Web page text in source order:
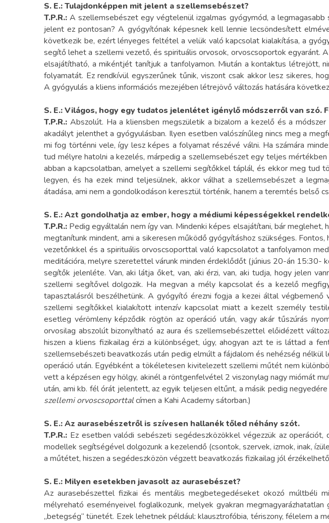
S. E.: Tulajdonképpen mit jelent a szellemsebészet?
T.P.R.: A szellemsebészet egy végtelenül izgalmas gyógymód, a
jelent ez pontosan? A gyógyítónak képesnek kell lennie lecsöndesített
következik be, ezért lényeges feltétel a velük való kapcsolat kialakítása, a
segítő lehet a szellemi vezető, és spirituális orvosok, orvoscsoportok egyaránt.
elsajátítható, a mikéntjét tanítjuk a tanfolyamon. Miután a kontaktus létrejött,
folyamatát. Ez rendkívül egyszerűnek tűnik, viszont csak akkor lesz sikeres,
A gyógyulás a kliens információs mezejében létrejövő változás hatására
S. E.:Világos, hogy egy tudatos jelenlétet igénylő módszerről van szó.
T.P.R.: Abszolút. Ha a kliensben megszületik a bizalom a kezelő és a
akadályt jelenthet a gyógyulásban. Ilyen esetben valószínűleg nincs meg a
mi fog történni vele, így lesz képes a folyamat részévé válni. Ha számára
tud mélyre hatolni a kezelés, márpedig a szellemsebészet egy teljes
abban a kapcsolatban, amelyet a szellemi segítőkkel táplál, és ekkor meg tud
legyen, és ha ezek mind teljesülnek, akkor válhat a szellemsebészet a
átadása, ami nem a gondolkodáson keresztül történik, hanem a teremtés belső
S. E.:Azt gondolhatja az ember, hogy a médiumi képességekkel
T.P.R.: Pedig egyáltalán nem így van. Mindenki képes elsajátítani, bár
megtanítunk mindent, ami a sikeresen működő gyógyításhoz szükséges.
vezetőnkkel és a spirituális orvoscsoporttal való kapcsolatot a tanfolyamon
meditációra, melyre szeretettel várunk minden érdeklődőt (június 20-án 15:30-
segítők jelenléte. Van, aki látja őket, van, aki érzi, van, aki tudja, hogy jelen
szellemi segítővel dolgozik. Ha megvan a mély kapcsolat és a kezelő
tapasztalásról beszélhetünk. A gyógyító érezni fogja a kezei által
szellemi segítőkkel kialakított intenzív kapcsolat miatt a kezelt személy
esetleg vérömleny képződik rögtön az operáció után, vagy akár tűszúrás
orvosilag abszolút bizonyítható az aura és szellemsebészettel előidézett
hiszen a kliens fizikailag érzi a különbséget, úgy, ahogyan azt te is láttad a
szellemsebészeti beavatkozás után pedig elmúlt a fájdalom és nehézség
operáció után. Egyébként a tökéletesen kivitelezett szellemi műtét nem
vett a képzésen egy hölgy, akinél a röntgenfelvétel 2 viszonylag nagy miómát
után, ami kb. fél órát jelentett, az egyik teljesen eltűnt, a másik pedig
szellemi orvoscsoporttalcímen a Kahi Academy sátorban.)
S. E.:Az aurasebészetről is szívesen hallanék tőled néhány szót.
T.P.R.: Ez esetben valódi sebészeti segédeszközökkel végezzük az
modellek segítségével dolgozunk a kezelendő (csontok, szervek, izmok, inak,
a műtétet, hiszen a segédeszközön végzett beavatkozás fizikailag jól
S. E.: Milyen esetekben javasolt az aurasebészet?
Az aurasebészettel fizikai és mentális megbetegedéseket okozó múltbéli
mélyreható eseményeivel foglalkozunk, melyek gyakran
„betegség“ tünetét. Ezek lehetnek például: klausztrofóbia, tériszony, félelem